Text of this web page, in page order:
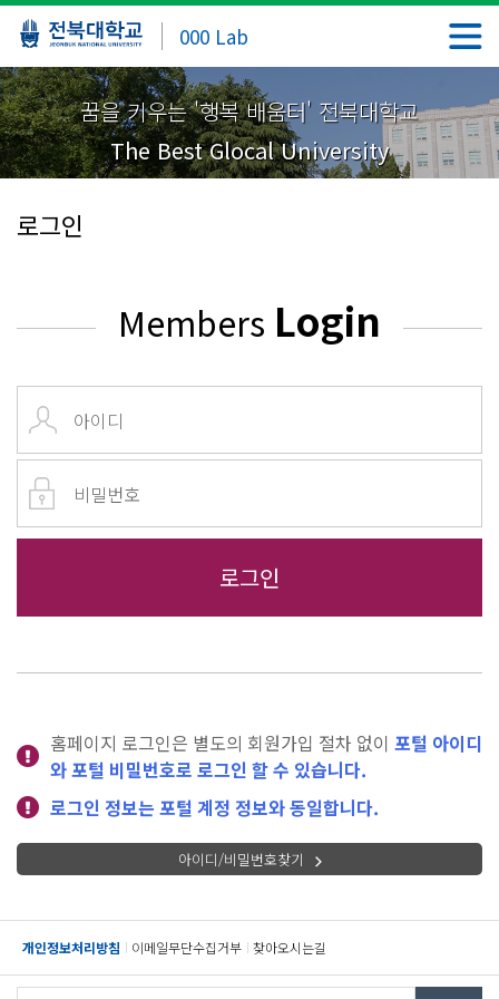
000 Lab
꿈을 키우는 '행복 배움터' 전북대학교
The Best Glocal University
로그인
Members Login
홈페이지 로그인은 별도의 회원가입 절차 없이 포털 아이디
와 포털 비밀번호로 로그인 할 수 있습니다.
로그인 정보는 포털 계정 정보와 동일합니다.
아이디/비밀번호찾기
개인정보처리방침 이메일무단수집거부 찾아오시는길